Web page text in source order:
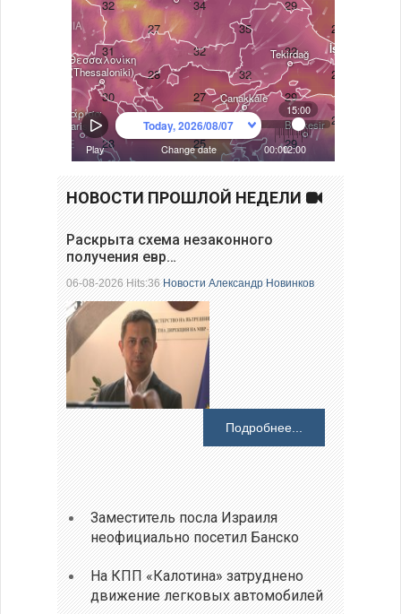
НОВОСТИ ПРОШЛОЙ НЕДЕЛИ
Раскрыта схема незаконного
получения евр…
06-08-2026 Hits:36Новости Александр Новинков
Подробнее...
Заместитель посла Израиля
неофициально посетил Банско
На КПП «Калотина» затруднено
движение легковых автомобилей